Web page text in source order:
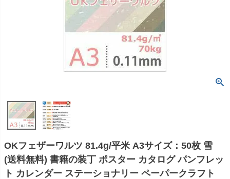
OKフェザーワルツ 81.4g/平米 A3サイズ：50枚 雪
(送料無料) 書籍の装丁 ポスター カタログ パンフレッ
ト カレンダー ステーショナリー ペーパークラフト